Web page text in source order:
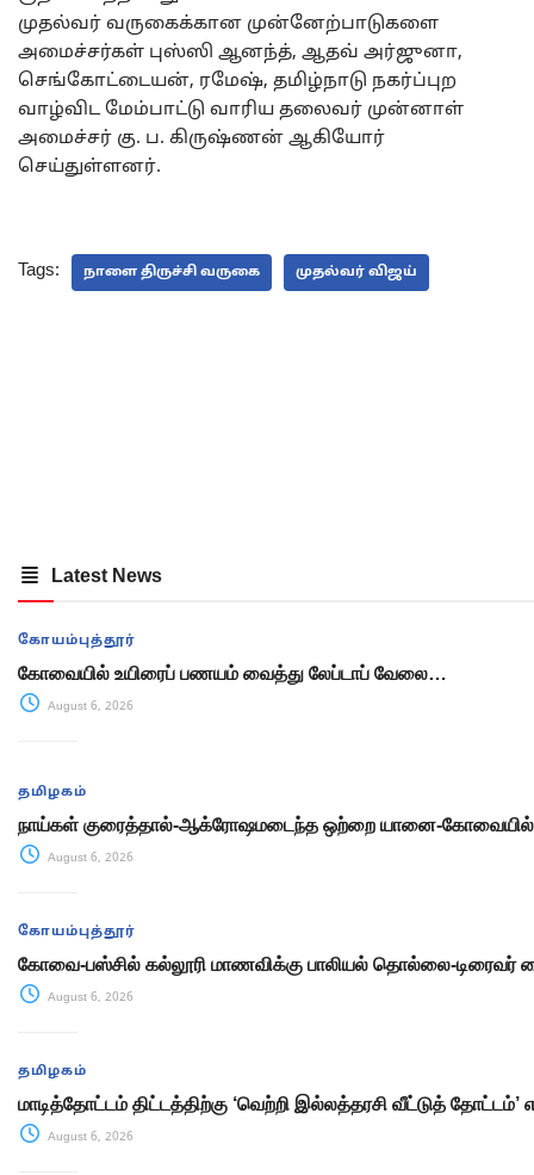
முதல்வர் வருகைக்கான முன்னேற்பாடுகளை
அமைச்சர்கள் புஸ்ஸி ஆனந்த், ஆதவ் அர்ஜுனா,
செங்கோட்டையன், ரமேஷ், தமிழ்நாடு நகர்ப்புற
வாழ்விட மேம்பாட்டு வாரிய தலைவர் முன்னாள்
அமைச்சர் கு. ப. கிருஷ்ணன் ஆகியோர்
செய்துள்ளனர்.
Tags: நாளை திருச்சி வருகை முதல்வர் விஜய்
Latest News
கோயம்புத்தூர்
கோவையில் உயிரைப் பணயம் வைத்து லேப்டாப் வேலை…
August 6, 2026
தமிழகம்
நாய்கள் குரைத்தால்-ஆக்ரோஷமடைந்த ஒற்றை யானை-கோவையில்
August 6, 2026
கோயம்புத்தூர்
கோவை-பஸ்சில் கல்லூரி மாணவிக்கு பாலியல் தொல்லை-டிரைவர்
August 6, 2026
தமிழகம்
மாடித்தோட்டம் திட்டத்திற்கு ‘வெற்றி இல்லத்தரசி வீட்டுத்
August 6, 2026